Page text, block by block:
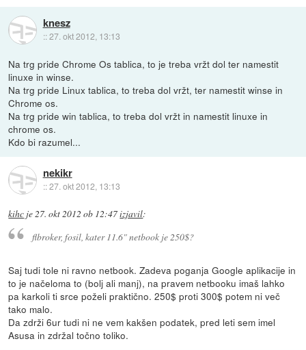
knesz
::27. okt 2012, 13:13
Na trg pride Chrome Os tablica, to je treba vržt dol ter namestit
linuxe in winse.
Na trg pride Linux tablica, to treba dol vržt, ter namestit winse in
Chrome os.
Na trg pride win tablica, to treba dol vržt in namestit linuxe in
chrome os.
Kdo bi razumel...
nekikr
::27. okt 2012, 13:13
kihc je27. okt 2012 ob 12:47izjavil:
flbroker, fosil, kater 11.6" netbook je 250$?
Saj tudi tole ni ravno netbook. Zadeva poganja Google aplikacije in
to je načeloma to (bolj ali manj), na pravem netbooku imaš lahko
pa karkoli ti srce poželi praktično. 250$ proti 300$ potem ni več
tako malo.
Da zdrži 6ur tudi ni ne vem kakšen podatek, pred leti sem imel
Asusa in zdržal točno toliko.